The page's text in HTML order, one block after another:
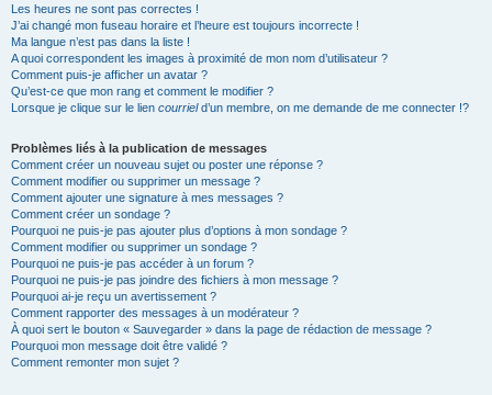
Les heures ne sont pas correctes !
J’ai changé mon fuseau horaire et l’heure est toujours incorrecte !
Ma langue n’est pas dans la liste !
A quoi correspondent les images à proximité de mon nom d’utilisateur ?
Comment puis-je afficher un avatar ?
Qu’est-ce que mon rang et comment le modifier ?
Lorsque je clique sur le lien courrield’un membre, on me demande de me connecter !?
Problèmes liés à la publication de messages
Comment créer un nouveau sujet ou poster une réponse ?
Comment modifier ou supprimer un message ?
Comment ajouter une signature à mes messages ?
Comment créer un sondage ?
Pourquoi ne puis-je pas ajouter plus d’options à mon sondage ?
Comment modifier ou supprimer un sondage ?
Pourquoi ne puis-je pas accéder à un forum ?
Pourquoi ne puis-je pas joindre des fichiers à mon message ?
Pourquoi ai-je reçu un avertissement ?
Comment rapporter des messages à un modérateur ?
À quoi sert le bouton « Sauvegarder » dans la page de rédaction de message ?
Pourquoi mon message doit être validé ?
Comment remonter mon sujet ?